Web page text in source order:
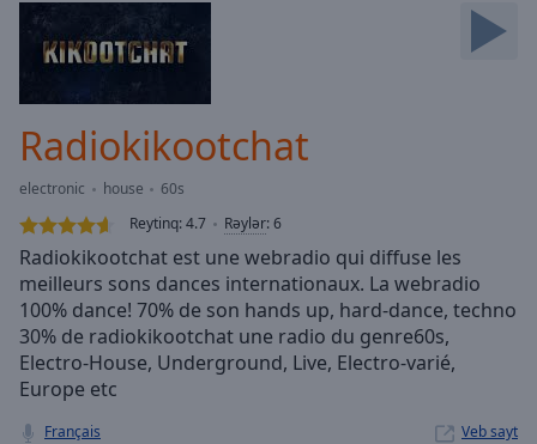
Skip
Forward
Mute
Loaded:
0.00%
Stream
TypeLIVE
Seek to
currently
behind
live
Remaining
Time-
Radiokikootchat
electronic house
60s
Reytinq:4.7 Rəylər:6
Radiokikootchat est une webradio qui diffuse les
meilleurs sons dances internationaux. La webradio
100% dance! 70% de son hands up, hard-dance, techno
30% de radiokikootchat une radio du genre60s,
Electro-House, Underground, Live, Electro-varié,
Europe etc
Français Veb sayt